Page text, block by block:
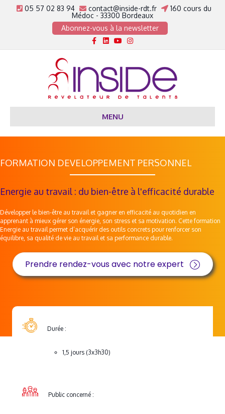
05 57 02 83 94 contact@inside-rdt.fr
160 cours du
Médoc - 33300 Bordeaux
Abonnez-vous à la newsletter
Facebook
LinkedinYoutube
Instagram
MENU
FORMATION DEVELOPPEMENT PERSONNEL
Energie au travail : du bien-être à l'efficacité durable
Développer le bien-être au travail et gagner en efficacité au quotidien en
apprenant à mieux gérer son énergie, son stress et sa motivation. Cette formation
Energie au travail permet d’acquérir des outils concrets pour renforcer son
équilibre, sa qualité de vie au travail et sa performance durable.
Prendre rendez-vous avec notre expert
Durée :
1,5 jours (3x3h30)
Public concerné :